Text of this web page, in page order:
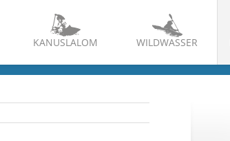
KANUSLALOM WILDWASSER